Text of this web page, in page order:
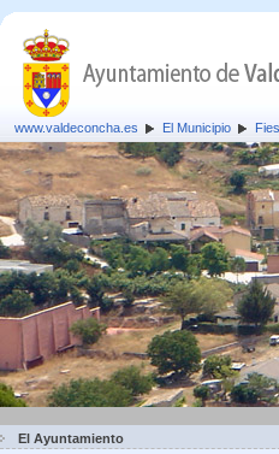
www.valdeconcha.es El Municipio
El Ayuntamiento